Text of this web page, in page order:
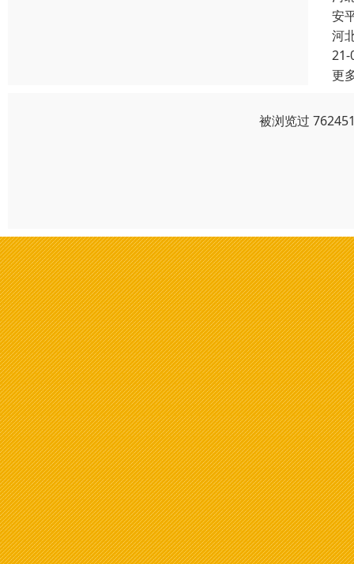
安
河
21-
更
被浏览过